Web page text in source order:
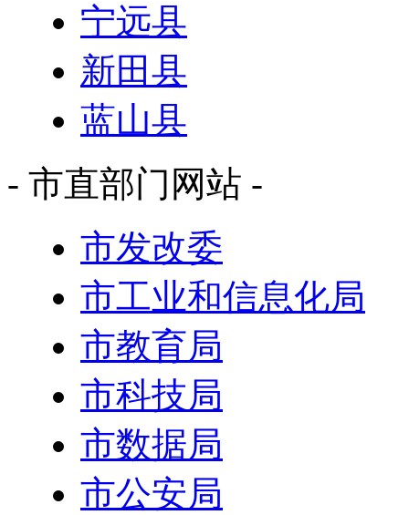
宁远县
新田县
蓝山县
- 市直部门网站 -
市发改委
市工业和信息化局
市教育局
市科技局
市数据局
市公安局